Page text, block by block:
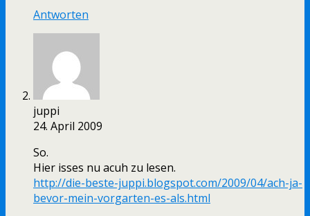
Antworten
juppi
24. April 2009
So.
Hier isses nu acuh zu lesen.
http://die-beste-juppi.blogspot.com/2009/04/ach-ja-
bevor-mein-vorgarten-es-als.html